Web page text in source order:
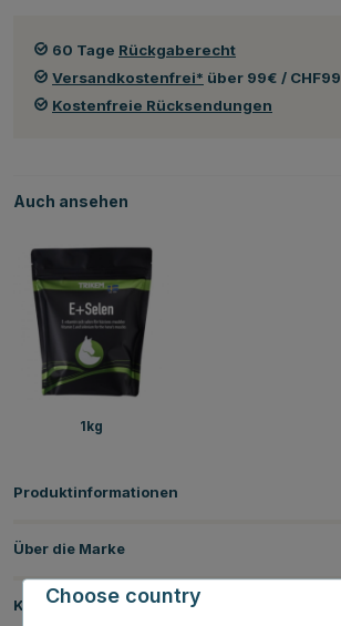
60 Tage Rückgaberecht
Versandkostenfrei* über 99€ / CHF99
Kostenfreie Rücksendungen
Auch ansehen
1kg
Produktinformationen
Über die Marke
Kundenbewertungen
Choose country